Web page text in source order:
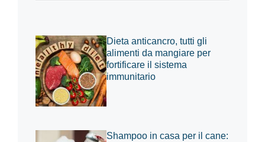
Dieta anticancro, tutti gli
alimenti da mangiare per
fortificare il sistema
immunitario
Shampoo in casa per il cane: